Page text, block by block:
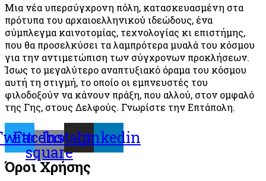
Μια νέα υπερσύγχρονη πόλη, κατασκευασμένη στα
πρότυπα του αρχαιοελληνικού ιδεώδους, ένα
σύμπλεγμα καινοτομίας, τεχνολογίας κι επιστήμης,
που θα προσελκύσει τα λαμπρότερα μυαλά του κόσμου
για την αντιμετώπιση των σύγχρονων προκλήσεων.
Ίσως το μεγαλύτερο αναπτυξιακό όραμα του κόσμου
αυτή τη στιγμή, το οποίο οι εμπνευστές του
φιλοδοξούν να κάνουν πράξη, που αλλού, στον ομφαλό
της Γης, στους Δελφούς. Γνωρίστε την Επτάπολη.
Facebook-
square
Instagram
Linkedin
Όροι Χρήσης